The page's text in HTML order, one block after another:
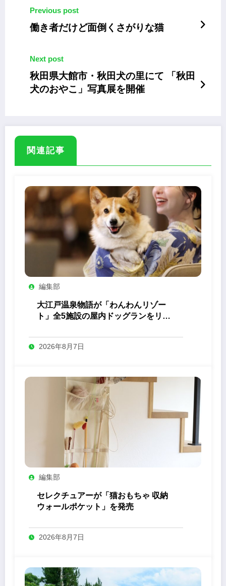
Previous post
働き者だけど面倒くさがりな猫
Next post
秋田県大館市・秋田犬の里にて 「秋田
犬のおやこ」写真展を開催
関連記事
編集部
大江戸温泉物語が「わんわんリゾー
ト」全5施設の屋内ドッグランをリニ
2026年8月7日
編集部
セレクチュアーが「猫おもちゃ 収納
ウォールポケット」を発売
2026年8月7日